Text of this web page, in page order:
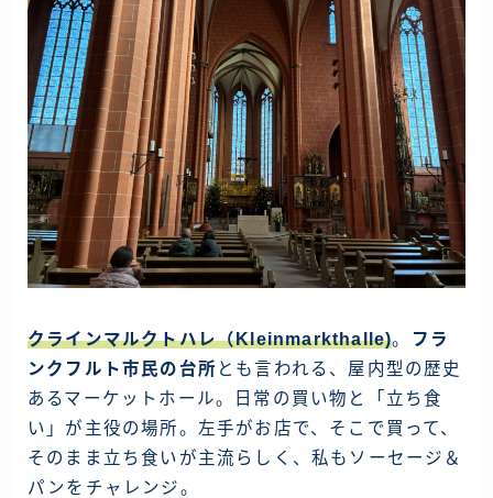
クラインマルクトハレ（Kleinmarkthalle)。
フラ
ンクフルト市民の台所 とも言われる、屋内型の歴史
あるマーケットホール。日常の買い物と「立ち食
い」が主役の場所。左手がお店で、そこで買って、
そのまま立ち食いが主流らしく、私もソーセージ＆
パンをチャレンジ。